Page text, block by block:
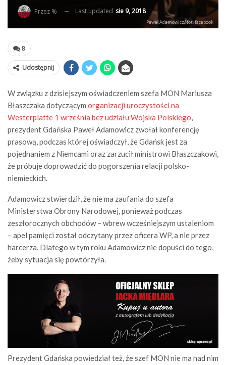
Przez % Last updated sie 9, 2018
Paweł Adamowicz/ fot. facebook
8
Udostępnij
W związku z dzisiejszym oświadczeniem szefa MON Mariusza
Błaszczaka dotyczącym organizacji uroczystości na
Westerplatte 1 września bez udziału Wojska Polskiego,
prezydent Gdańska Paweł Adamowicz zwołał konferencję
prasową, podczas której oświadczył, że Gdańsk jest za
pojednaniem z Niemcami oraz zarzucił ministrowi Błaszczakowi,
że próbuje doprowadzić do pogorszenia relacji polsko-
niemieckich.
Adamowicz stwierdził, że nie ma zaufania do szefa
Ministerstwa Obrony Narodowej, ponieważ podczas
zeszłorocznych obchodów – wbrew wcześniejszym ustaleniom
– apel pamięci został odczytany przez oficera WP, a nie przez
harcerza. Dlatego w tym roku Adamowicz nie dopuści do tego,
żeby sytuacja się powtórzyła.
Prezydent Gdańska powiedział też, że szef MON nie ma nad nim